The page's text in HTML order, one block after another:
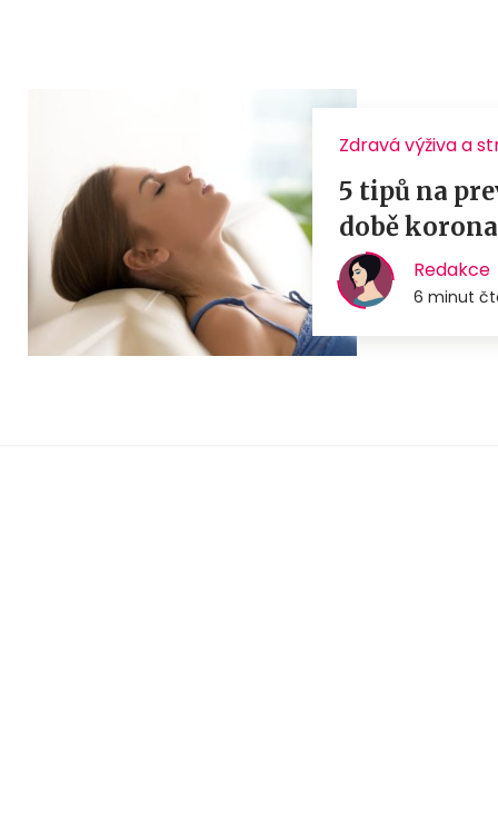
Zdravá výživa a
5 tipů na
době
Redakce
6 minut